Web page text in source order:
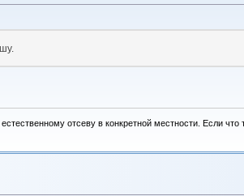
отсеву в конкретной местности. Если